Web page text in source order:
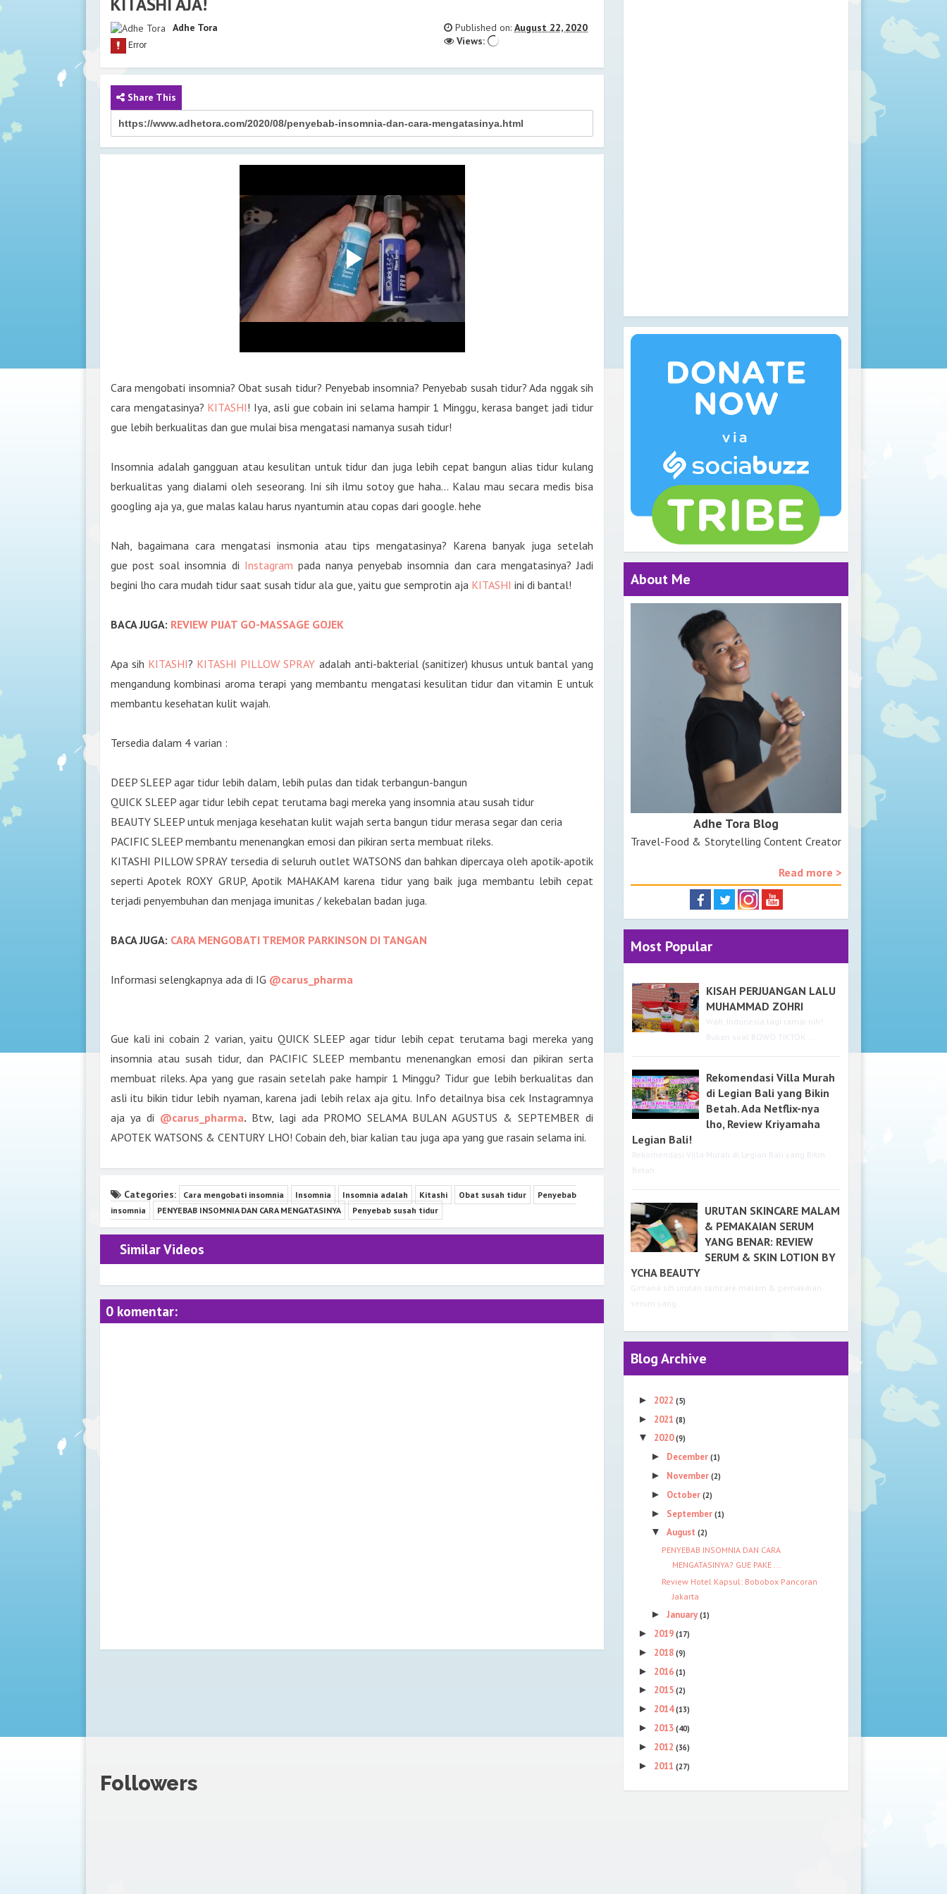
REVIEW POSTO DORMIRE HOTEL GROGOL! ADA KOLAM
RENANG MELAYANG?
PENYEBAB INSOMNIA DAN CARA MENGATASINYA? GUE PAKE
Review Hotel Di Tengah Pulau Nusa Penida, Buka Pintu
GREBEK APARTEMEN DI JAKSEL BUAT ALA-ALA STAYCATION
JAKARTA, MUAT 16 ORANG. REVIEW SOMERSET SUDIRMAN!
Netflix-nya lho, Review Kriyamaha Legian Bali!
Review Glamping Situ Gunung Sukabumi, ada Curug Sawer -
Suspension Bridge Sukabumi
REVIEW HOTEL UNTUK STAYCATION JAKARTA RASA DI UBUD
BALI! DOUBLETREE HOTEL BY HILTON
REVIEW HOTEL MURAH DI JAKARTA PEMANDANGAN ALA NEW
YORK?! STAYCATION JAKARTA DI HARRIS FX SUDIRMAN
BIAYA LIBURAN KE BALI ALA BACKPACKER, MODAL RP 1 JUTA-
Adhe Tora Published on: August 22, 2020
Views:
Share This
Cara mengobati insomnia? Obat susah tidur? Penyebab insomnia? Penyebab susah tidur? Ada nggak sih
cara mengatasinya? KITASHI! Iya, asli gue cobain ini selama hampir 1 Minggu, kerasa banget jadi tidur
gue lebih berkualitas dan gue mulai bisa mengatasi namanya susah tidur!
Insomnia adalah gangguan atau kesulitan untuk tidur dan juga lebih cepat bangun alias tidur kulang
berkualitas yang dialami oleh seseorang. Ini sih ilmu sotoy gue haha... Kalau mau secara medis bisa
googling aja ya, gue malas kalau harus nyantumin atau copas dari google. hehe
Nah, bagaimana cara mengatasi insmonia atau tips mengatasinya? Karena banyak juga setelah
gue post soal insomnia di Instagram pada nanya penyebab insomnia dan cara mengatasinya? Jadi
begini lho cara mudah tidur saat susah tidur ala gue, yaitu gue semprotin aja KITASHI ini di bantal!
BACA JUGA: REVIEW PIJAT GO-MASSAGE GOJEK
Apa sih KITASHI? KITASHI PILLOW SPRAY adalah anti-bakterial (sanitizer) khusus untuk bantal yang
mengandung kombinasi aroma terapi yang membantu mengatasi kesulitan tidur dan vitamin E untuk
membantu kesehatan kulit wajah.
Tersedia dalam 4 varian :
DEEP SLEEP agar tidur lebih dalam, lebih pulas dan tidak terbangun-bangun
QUICK SLEEP agar tidur lebih cepat terutama bagi mereka yang insomnia atau susah tidur
BEAUTY SLEEP untuk menjaga kesehatan kulit wajah serta bangun tidur merasa segar dan ceria
PACIFIC SLEEP membantu menenangkan emosi dan pikiran serta membuat rileks.
KITASHI PILLOW SPRAY tersedia di seluruh outlet WATSONS dan bahkan dipercaya oleh apotik-apotik
seperti Apotek ROXY GRUP, Apotik MAHAKAM karena tidur yang baik juga membantu lebih cepat
terjadi penyembuhan dan menjaga imunitas / kekebalan badan juga.
BACA JUGA: CARA MENGOBATI TREMOR PARKINSON DI TANGAN
Informasi selengkapnya ada di IG @carus_pharma
Gue kali ini cobain 2 varian, yaitu QUICK SLEEP agar tidur lebih cepat terutama bagi mereka yang
insomnia atau susah tidur, dan PACIFIC SLEEP membantu menenangkan emosi dan pikiran serta
membuat rileks. Apa yang gue rasain setelah pake hampir 1 Minggu? Tidur gue lebih berkualitas dan
asli itu bikin tidur lebih nyaman, karena jadi lebih relax aja gitu. Info detailnya bisa cek Instagramnya
aja ya di @carus_pharma. Btw, lagi ada PROMO SELAMA BULAN AGUSTUS & SEPTEMBER di
APOTEK WATSONS & CENTURY LHO! Cobain deh, biar kalian tau juga apa yang gue rasain selama ini.
Categories: Cara mengobati insomnia Insomnia Insomnia adalah Kitashi Obat susah tidur
Penyebab
insomnia
PENYEBAB INSOMNIA DAN CARA MENGATASINYA Penyebab susah tidur
Similar Videos
0 komentar:
Followers
About Me
Adhe Tora Blog
Travel-Food & Storytelling Content Creator
Read more >
Most Popular
KISAH PERJUANGAN LALU
MUHAMMAD ZOHRI
Wah, Indonesia lagi ramai nih!
Bukan soal BOWO TIKTOK ...
Rekomendasi Villa Murah
di Legian Bali yang Bikin
Betah. Ada Netflix-nya
lho, Review Kriyamaha
Legian Bali!
Rekomendasi Villa Murah di Legian Bali yang Bikin
Betah...
URUTAN SKINCARE MALAM
& PEMAKAIAN SERUM
YANG BENAR: REVIEW
SERUM & SKIN LOTION BY
YCHA BEAUTY
Gimana sih urutan skincare malam & pemakaian
serum yang...
Blog Archive
► 2022 (5)
► 2021 (8)
▼ 2020(9)
► December(1)
► November(2)
► October(2)
► September(1)
▼August(2)
PENYEBAB INSOMNIA DAN CARA
MENGATASINYA? GUE PAKE ...
Review Hotel Kapsul: Bobobox Pancoran
Jakarta
►January(1)
► 2019 (17)
► 2018 (9)
► 2016 (1)
► 2015 (2)
► 2014(13)
► 2013 (40)
► 2012 (36)
► 2011 (27)